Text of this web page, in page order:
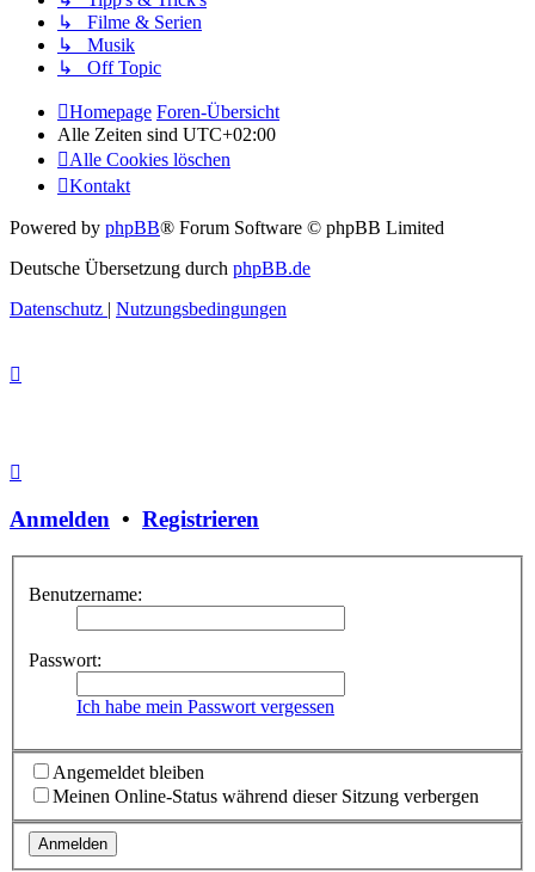
↳ Filme & Serien
↳ Musik
↳ Off Topic
Homepage Foren-Übersicht
Alle Zeiten sind UTC+02:00
Alle Cookies löschen
Kontakt
Powered by phpBB® Forum Software © phpBB Limited
Deutsche Übersetzung durch phpBB.de
Datenschutz | Nutzungsbedingungen
Anmelden • Registrieren
Benutzername:
Passwort:
Ich habe mein Passwort vergessen
Angemeldet bleiben
Meinen Online-Status während dieser Sitzung verbergen